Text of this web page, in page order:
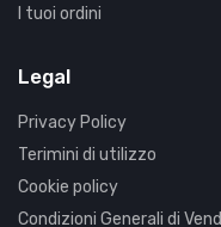
I tuoi ordini
Legal
Privacy Policy
Terimini di utilizzo
Cookie policy
Condizioni Generali di